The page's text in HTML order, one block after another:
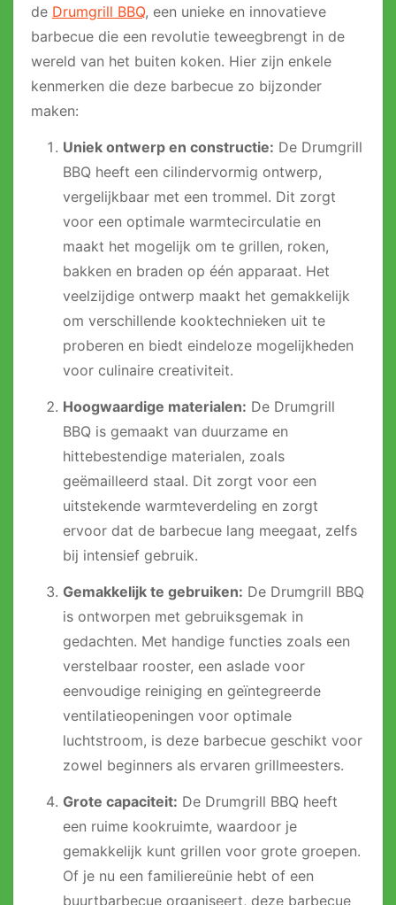
de Drumgrill BBQ, een unieke en innovatieve
barbecue die een revolutie teweegbrengt in de
wereld van het buiten koken. Hier zijn enkele
kenmerken die deze barbecue zo bijzonder
maken:
Uniek ontwerp en constructie: De Drumgrill
BBQ heeft een cilindervormig ontwerp,
vergelijkbaar met een trommel. Dit zorgt
voor een optimale warmtecirculatie en
maakt het mogelijk om te grillen, roken,
bakken en braden op één apparaat. Het
veelzijdige ontwerp maakt het gemakkelijk
om verschillende kooktechnieken uit te
proberen en biedt eindeloze mogelijkheden
voor culinaire creativiteit.
Hoogwaardige materialen: De Drumgrill
BBQ is gemaakt van duurzame en
hittebestendige materialen, zoals
geëmailleerd staal. Dit zorgt voor een
uitstekende warmteverdeling en zorgt
ervoor dat de barbecue lang meegaat, zelfs
bij intensief gebruik.
Gemakkelijk te gebruiken: De Drumgrill BBQ
is ontworpen met gebruiksgemak in
gedachten. Met handige functies zoals een
verstelbaar rooster, een aslade voor
eenvoudige reiniging en geïntegreerde
ventilatieopeningen voor optimale
luchtstroom, is deze barbecue geschikt voor
zowel beginners als ervaren grillmeesters.
Grote capaciteit: De Drumgrill BBQ heeft
een ruime kookruimte, waardoor je
gemakkelijk kunt grillen voor grote groepen.
Of je nu een familiereünie hebt of een
buurtbarbecue organiseert, deze barbecue